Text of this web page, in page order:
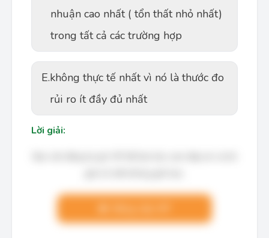
nhuận cao nhất ( tổn thất nhỏ nhất)
trong tất cả các trường hợp
E.không thực tế nhất vì nó là thước đo
rủi ro ít đầy đủ nhất
Lời giải: